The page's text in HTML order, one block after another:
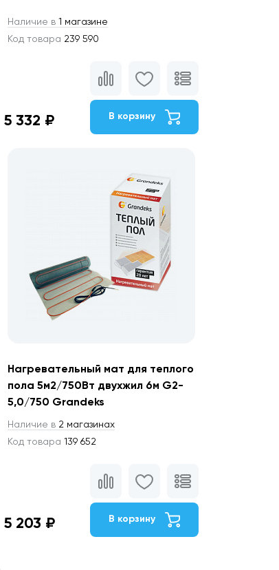
Наличие в1 магазине
Код товара 239 590
5 332 ₽ В корзину
Нагревательный мат для теплого
пола 5м2/750Вт двухжил 6м G2-
5,0/750 Grandeks
Наличие в2 магазинах
Код товара 139 652
5 203 ₽ В корзину